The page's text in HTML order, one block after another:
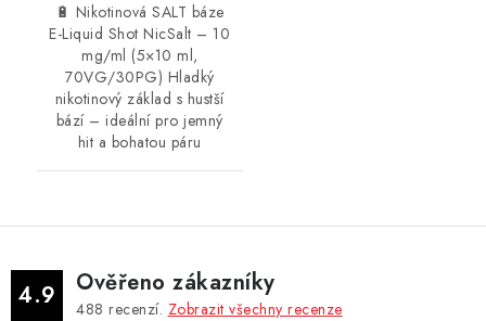
🔋 Nikotinová SALT báze
E-Liquid Shot NicSalt – 10
mg/ml (5×10 ml,
70VG/30PG) Hladký
nikotinový základ s hustší
bází – ideální pro jemný
hit a bohatou páru
4.9 Ověřeno zákazníky
488 recenzí. Zobrazit všechny recenze